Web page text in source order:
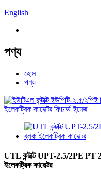
English
পণ্য
হোম
পণ্য
UTL কন্টাক্ট UPT-2.5/2PE PT
ইলেকট্রিক কানেক্টর